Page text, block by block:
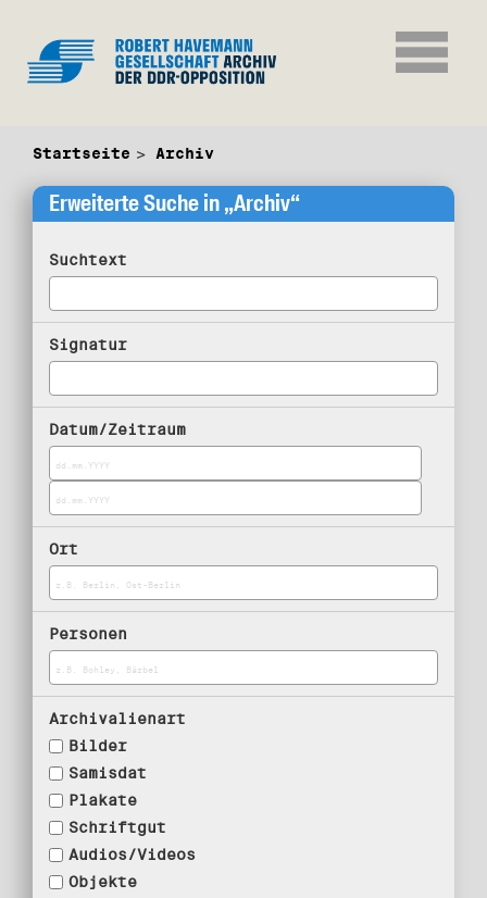
Startseite Archiv
Erweiterte Suche in „Archiv“
Suchtext
Signatur
Datum/Zeitraum
Ort
Personen
Archivalienart
Bilder
Samisdat
Plakate
Schriftgut
Audios/Videos
Objekte